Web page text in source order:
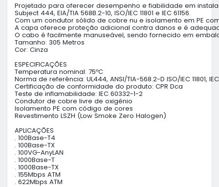
Projetado para oferecer desempenho e fiabilidade em
Subject 444, EIA/TIA 568B.2-10, ISO/IEC 11801 e IEC 61156.
Com um condutor sólido de cobre nu e isolamento em PE
A capa oferece proteção adicional contra danos e é
O cabo é facilmente manuseável, sendo fornecido em
Tamanho: 305 Metros
Cor: Cinza
ESPECIFICAÇÕES
Temperatura nominal: 75ºC
Norma de referência: UL444, ANSI/TIA-568.2-D ISO/IEC 11801, IEC
Certificação de conformidade do produto: CPR Dca
Teste de inflamabilidade: IEC 60332-1-2
Condutor de cobre livre de oxigénio
Isolamento PE com código de cores
Revestimento LSZH (Low Smoke Zero Halogen)
APLICAÇÕES
. 100Base-T4
. 100Base-TX
. 100VG-AnyLAN
. 1000Base-T
. 1000Base-TX
. 155Mbps ATM
. 622Mbps ATM